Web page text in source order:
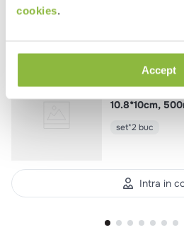
cookies.
Accept
RAKCFST10WHBD
Bol portelan
10.8*10cm,
set*2 buc
Intra in